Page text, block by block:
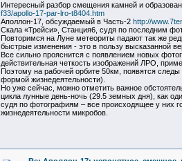
Интересный разбор смещения камней и
f33/apollo-17-par-lro-t8404.htm
Аполлон-17, обсуждаемый в Часть-2 http://
Скала «Трейси», Станция6, судя по последним
Повторимся на Луне метеориты падают так же
быстрые изменения - это в пользу высказанной
Все сильно прояснится с появлением новых
действительная четкость изображений ЛРО,
Поэтому на рабочей орбите 50км, появятся
формой жизнедеятельности).
Но уже сейчас, можно отметить важное
цикла лунные день-ночь (29.5 земных дня), как
судя по фотографиям – все происходящее у них
жизнедеятельности микробов.